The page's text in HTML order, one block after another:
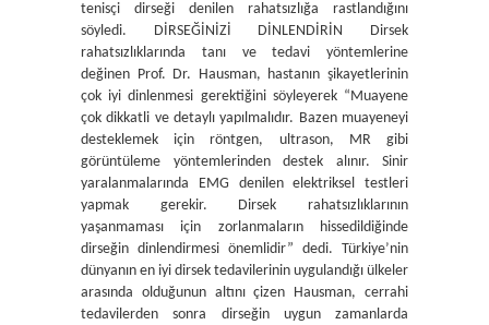
tenisçi dirseği denilen rahatsızlığa rastlandığını
söyledi. DİRSEĞİNİZİ DİNLENDİRİN Dirsek
rahatsızlıklarında tanı ve tedavi yöntemlerine
değinen Prof. Dr. Hausman, hastanın şikayetlerinin
çok iyi dinlenmesi gerektiğini söyleyerek “Muayene
çok dikkatli ve detaylı yapılmalıdır. Bazen muayeneyi
desteklemek için röntgen, ultrason, MR gibi
görüntüleme yöntemlerinden destek alınır. Sinir
yaralanmalarında EMG denilen elektriksel testleri
yapmak gerekir. Dirsek rahatsızlıklarının
yaşanmaması için zorlanmaların hissedildiğinde
dirseğin dinlendirmesi önemlidir” dedi. Türkiye’nin
dünyanın en iyi dirsek tedavilerinin uygulandığı ülkeler
arasında olduğunun altını çizen Hausman, cerrahi
tedavilerden sonra dirseğin uygun zamanlarda